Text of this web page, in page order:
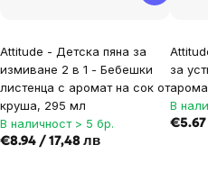
Attitude - Детска пяна за
измиване 2 в 1 - Бебешки
листенца с аромат на сок от
круша, 295 мл
В наличност > 5 бр.
€8.94 / 17,48 лв
за
В
€5.67